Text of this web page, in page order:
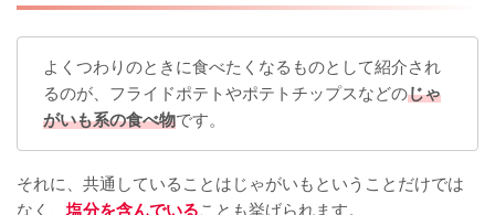
よくつわりのときに食べたくなるものとして紹介され
るのが、フライドポテトやポテトチップスなどのじゃ
がいも系の食べ物です。
それに、共通していることはじゃがいもということだけでは
なく、塩分を含んでいることも挙げられます。